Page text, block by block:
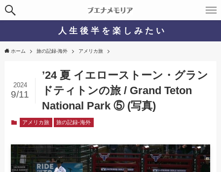
人 生 後 半 を 楽 し み た い
ホーム 旅の記録-海外 アメリカ旅
’24 夏 イエローストーン・グラン
ドティトンの旅 / Grand Teton
National Park ⑤ (写真)
2024
9/11
アメリカ旅 旅の記録-海外